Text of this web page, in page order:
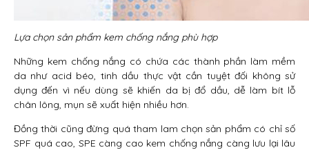
Lựa chọn sản phẩm kem chống nắng phù hợp
Những kem chống nắng có chứa các thành phần làm mềm
da như acid béo, tinh dầu thực vật cần tuyệt đối không sử
dụng đến vì nếu dùng sẽ khiến da bị đổ dầu, dễ làm bít lỗ
chân lông, mụn sẽ xuất hiện nhiều hơn.
Đồng thời cũng đừng quá tham lam chọn sản phẩm có chỉ số
SPF quá cao, SPE càng cao kem chống nắng càng lưu lại lâu